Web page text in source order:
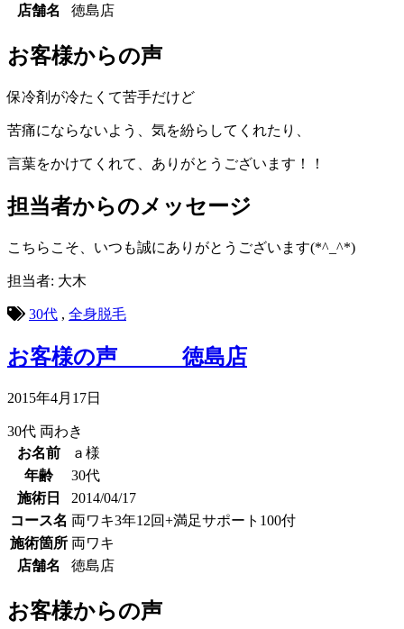
店舗名
徳島店
お客様からの声
保冷剤が冷たくて苦手だけど
苦痛にならないよう、気を紛らしてくれたり、
言葉をかけてくれて、ありがとうございます！！
担当者からのメッセージ
こちらこそ、いつも誠にありがとうございます(*^_^*)
担当者: 大木
30代 , 全身脱毛
お客様の声 徳島店
2015年4月17日
30代 両わき
お名前
ａ様
年齢
30代
施術日
2014/04/17
コース名 両ワキ3年12回+満足サポート100付
施術箇所 両ワキ
店舗名
徳島店
お客様からの声